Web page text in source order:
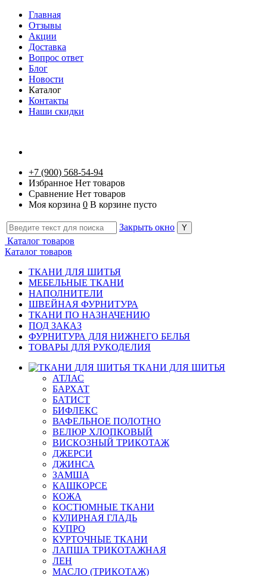
Главная
Отзывы
Акции
Доставка
Вопрос ответ
Блог
Новости
Каталог
Контакты
Наши скидки
+7 (900) 568-54-94
Избранное Нет товаров
Сравнение Нет товаров
Моя корзина 0 В корзине пусто
Закрыть окно
Каталог товаров
Каталог товаров
ТКАНИ ДЛЯ ШИТЬЯ
МЕБЕЛЬНЫЕ ТКАНИ
НАПОЛНИТЕЛИ
ШВЕЙНАЯ ФУРНИТУРА
ТКАНИ ПО НАЗНАЧЕНИЮ
ПОД ЗАКАЗ
ФУРНИТУРА ДЛЯ НИЖНЕГО БЕЛЬЯ
ТОВАРЫ ДЛЯ РУКОДЕЛИЯ
ТКАНИ ДЛЯ ШИТЬЯ
АТЛАС
БАРХАТ
БАТИСТ
БИФЛЕКС
ВАФЕЛЬНОЕ ПОЛОТНО
ВЕЛЮР ХЛОПКОВЫЙ
ВИСКОЗНЫЙ ТРИКОТАЖ
ДЖЕРСИ
ДЖИНСА
ЗАМША
КАШКОРСЕ
КОЖА
КОСТЮМНЫЕ ТКАНИ
КУЛИРНАЯ ГЛАДЬ
КУПРО
КУРТОЧНЫЕ ТКАНИ
ЛАПША ТРИКОТАЖНАЯ
ЛЕН
МАСЛО (ТРИКОТАЖ)